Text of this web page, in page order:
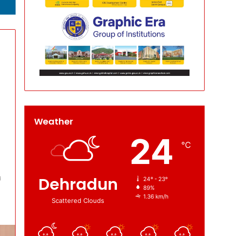
Weather
Dehradun
Scattered Clouds
24 ℃
24º - 23º
89%
1.36 km/h